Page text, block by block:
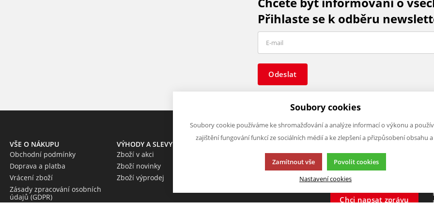
Přihlaste se k odběru
Odeslat
VŠE O NÁKUPU
Obchodní podmínky
Doprava a platba
Vrácení zboží
Zásady zpracování osobních
údajů (GDPR)
VÝHODY A SLEVY
Zboží v akci
Zboží novinky
Zboží výprodej
O FIRMĚ
Chcete nám něco sdělit o našich
produktech nebo e-shopu?
Neváhejte napsat.
Chci napsat zprávu
Soubory cookies
Soubory cookie používáme ke shromažďování a analýze informací o výkonu a
zajištění fungování funkcí ze sociálních médií a ke zlepšení a přizpůsobení obsahu
Zamítnout vše Povolit cookies
Nastavení cookies